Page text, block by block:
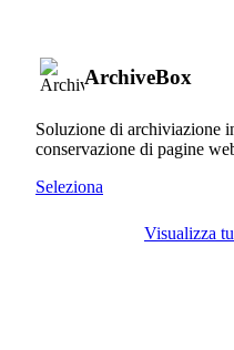
ArchiveBox
Soluzione di archiviazione
conservazione di pagine
Seleziona
Visualizza